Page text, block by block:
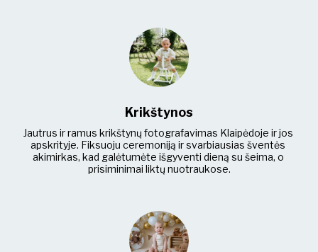
Krikštynos
Jautrus ir ramus krikštynų fotografavimas Klaipėdoje ir jos
apskrityje. Fiksuoju ceremoniją ir svarbiausias šventės
akimirkas, kad galėtumėte išgyventi dieną su šeima, o
prisiminimai liktų nuotraukose.